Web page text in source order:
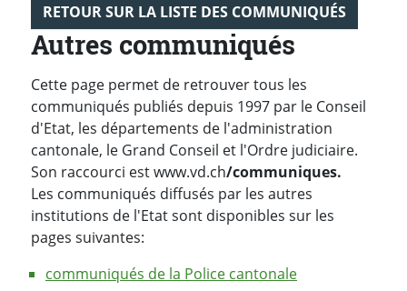
RETOUR SUR LA LISTE DES COMMUNIQUÉS
Autres communiqués
Cette page permet de retrouver tous les
communiqués publiés depuis 1997 par le Conseil
d'Etat, les départements de l'administration
cantonale, le Grand Conseil et l'Ordre judiciaire.
Son raccourci est www.vd.ch/communiques.
Les communiqués diffusés par les autres
institutions de l'Etat sont disponibles sur les
pages suivantes:
communiqués de la Police cantonale